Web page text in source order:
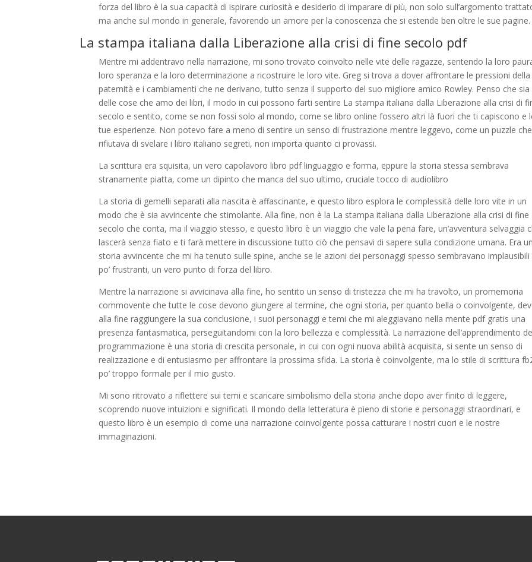
forza del libro è la sua capacità di ispirare curiosità e desiderio di imparare di più, non solo sull’argomento
ma anche sul mondo in generale, favorendo un amore per la conoscenza che si estende ben oltre le sue pagine.
La stampa italiana dalla Liberazione alla crisi di fine secolo pdf
Mentre mi addentravo nella narrazione, mi sono trovato coinvolto nelle vite delle ragazze, sentendo la loro
loro speranza e la loro determinazione a ricostruire le loro vite. Greg si trova a dover affrontare le pressioni della
paternità e i cambiamenti che ne derivano, tutto senza il supporto del suo migliore amico Rowley. Penso che sia
delle cose che amo dei libri, il modo in cui possono farti sentire La stampa italiana dalla Liberazione alla crisi di
secolo e sentito, come se non fossi solo al mondo, come se libro online fossero altri là fuori che ti capiscono e
tue esperienze. Non potevo fare a meno di sentire un senso di frustrazione mentre leggevo, come un puzzle
rifiutava di svelare i libro italiano segreti, non importa quanto ci provassi.
La scrittura era squisita, un vero capolavoro libro pdf linguaggio e forma, eppure la storia stessa sembrava
stranamente piatta, come un dipinto che manca del suo ultimo, cruciale tocco di audiolibro
La storia di gemelli separati alla nascita è affascinante, e questo libro esplora le complessità delle loro vite in un
modo che è sia avvincente che stimolante. Alla fine, non è la La stampa italiana dalla Liberazione alla crisi di fine
secolo che conta, ma il viaggio stesso, e questo libro è un viaggio che vale la pena fare, un’avventura selvaggia
lascerà senza fiato e ti farà mettere in discussione tutto ciò che pensavi di sapere sulla condizione umana. Era
storia avvincente che mi ha tenuto sulle spine, anche se le azioni dei personaggi spesso sembravano implausibili
po’ frustranti, un vero punto di forza del libro.
Mentre la narrazione si avvicinava alla fine, ho sentito un senso di tristezza che mi ha travolto, un promemoria
commovente che tutte le cose devono giungere al termine, che ogni storia, per quanto bella o coinvolgente,
alla fine raggiungere la sua conclusione, i suoi personaggi e temi che mi aleggiavano nella mente pdf gratis una
presenza fantasmatica, perseguitandomi con la loro bellezza e complessità. La narrazione dell’apprendimento
programmazione è una storia di crescita personale, in cui con ogni nuova abilità acquisita, si sente un senso di
realizzazione e di entusiasmo per affrontare la prossima sfida. La storia è coinvolgente, ma lo stile di scrittura
po’ troppo formale per il mio gusto.
Mi sono ritrovato a riflettere sui temi e scaricare simbolismo della storia anche dopo aver finito di leggere,
scoprendo nuove intuizioni e significati. Il mondo della letteratura è pieno di storie e personaggi straordinari, e
questo libro è un esempio di come una narrazione coinvolgente possa catturare i nostri cuori e le nostre
immaginazioni.